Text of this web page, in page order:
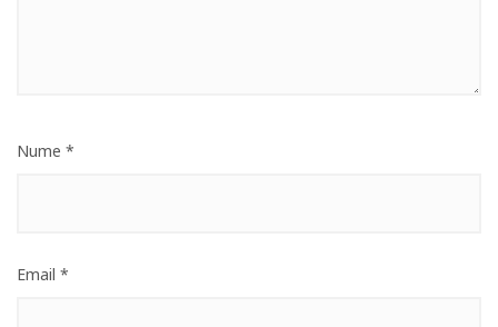
Nume *
Email *